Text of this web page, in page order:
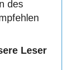
des
Leser